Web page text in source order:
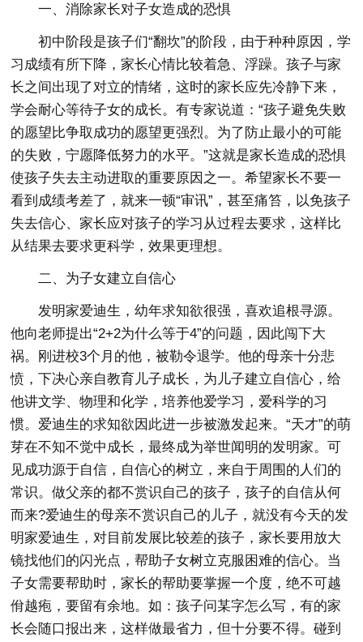
一、消除家长对子女造成的恐惧
初中阶段是孩子们“翻坎”的阶段，由于种种原因，学
习成绩有所下降，家长心情比较着急、浮躁。孩子与家
长之间出现了对立的情绪，这时的家长应先冷静下来，
学会耐心等待子女的成长。有专家说道：“孩子避免失败
的愿望比争取成功的愿望更强烈。为了防止最小的可能
的失败，宁愿降低努力的水平。”这就是家长造成的恐惧
使孩子失去主动进取的重要原因之一。希望家长不要一
看到成绩考差了，就来一顿“审讯”，甚至痛笞，以免孩子
失去信心、家长应对孩子的学习从过程去要求，这样比
从结果去要求更科学，效果更理想。
二、为子女建立自信心
发明家爱迪生，幼年求知欲很强，喜欢追根寻源。
他向老师提出“2+2为什么等于4”的问题，因此闯下大
祸。刚进校3个月的他，被勒令退学。他的母亲十分悲
愤，下决心亲自教育儿子成长，为儿子建立自信心，给
他讲文学、物理和化学，培养他爱学习，爱科学的习
惯。爱迪生的求知欲因此进一步被激发起来。“天才”的萌
芽在不知不觉中成长，最终成为举世闻明的发明家。可
见成功源于自信，自信心的树立，来自于周围的人们的
常识。做父亲的都不赏识自己的孩子，孩子的自信从何
而来?爱迪生的母亲不赏识自己的儿子，就没有今天的发
明家爱迪生，对目前发展比较差的孩子，家长要用放大
镜找他们的闪光点，帮助子女树立克服困难的信心。当
子女需要帮助时，家长的帮助要掌握一个度，绝不可越
佾越疱，要留有余地。如：孩子问某字怎么写，有的家
长会随口报出来，这样做最省力，但十分要不得。碰到